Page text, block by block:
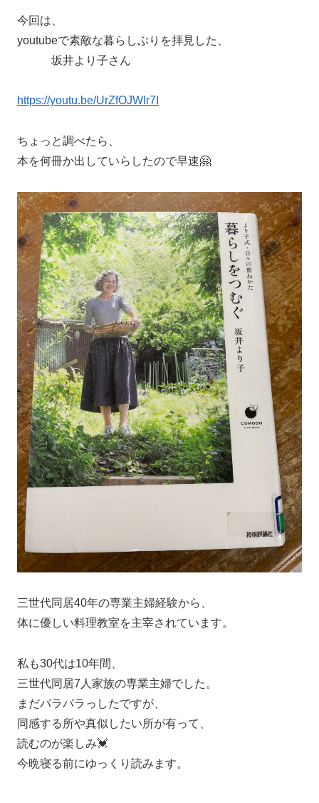
今回は、
youtubeで素敵な暮らしぶりを拝見した、
坂井より子さん
https://youtu.be/UrZfOJWlr7I
ちょっと調べたら、
本を何冊か出していらしたので早速🤗
三世代同居40年の専業主婦経験から、
体に優しい料理教室を主宰されています。
私も30代は10年間、
三世代同居7人家族の専業主婦でした。
まだパラパラっしたですが、
同感する所や真似したい所が有って、
読むのが楽しみ💓
今晩寝る前にゆっくり読みます。